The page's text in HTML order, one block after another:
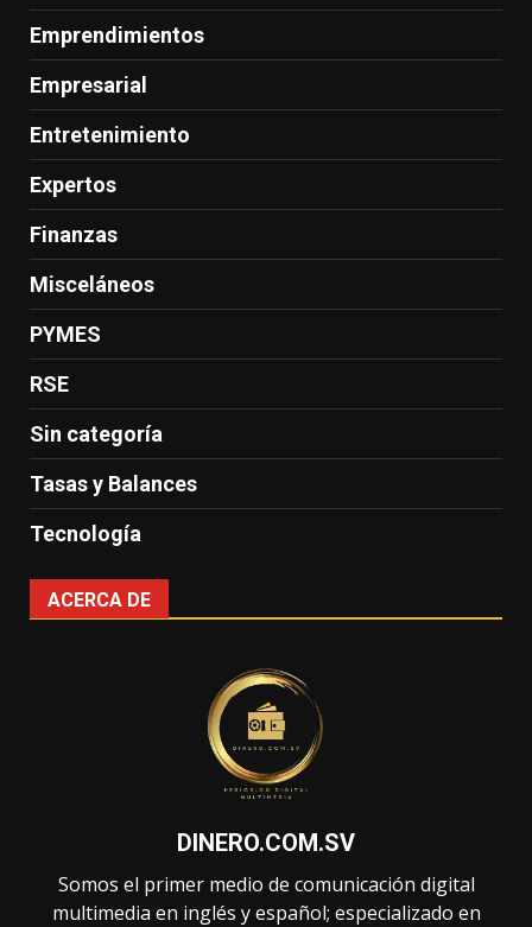
Emprendimientos
Empresarial
Entretenimiento
Expertos
Finanzas
Misceláneos
PYMES
RSE
Sin categoría
Tasas y Balances
Tecnología
ACERCA DE
DINERO.COM.SV
Somos el primer medio de comunicación digital
multimedia en inglés y español; especializado en